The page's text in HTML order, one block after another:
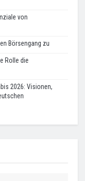
von
Börsengang zu
Rolle die
2026: Visionen,